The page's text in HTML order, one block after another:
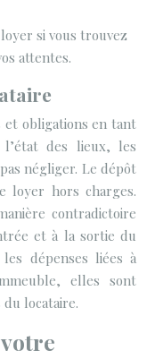
si vous trouvez
attentes.
obligations en tant
des lieux, les
négliger. Le dépôt
loyer hors charges.
contradictoire
et à la sortie du
dépenses liées à
elles sont
locataire.